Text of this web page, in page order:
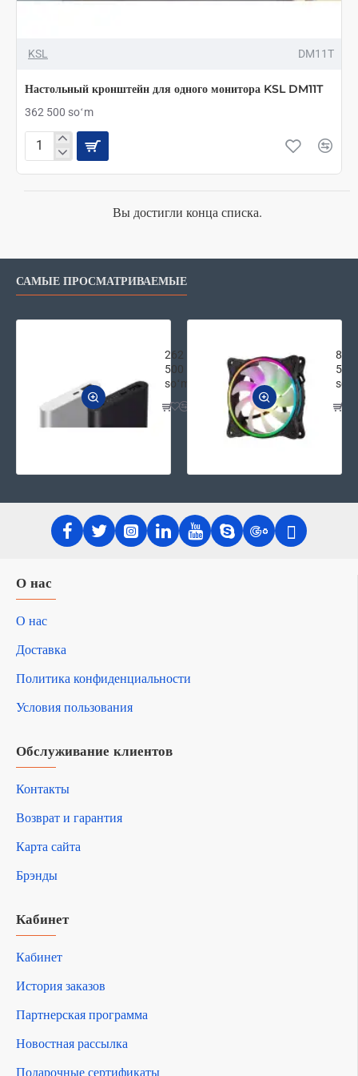
KSL DM11T
Настольный кронштейн для одного монитора KSL DM11T
362 500 soʻm
Настольный
Вы достигли конца списка.
САМЫЕ ПРОСМАТРИВАЕМЫЕ
262
500
soʻm
87
500
О нас
О нас
Доставка
Политика конфиденциальности
Условия пользования
Обслуживание клиентов
Контакты
Возврат и гарантия
Карта сайта
Брэнды
Кабинет
Кабинет
История заказов
Партнерская программа
Новостная рассылка
Подарочные сертификаты